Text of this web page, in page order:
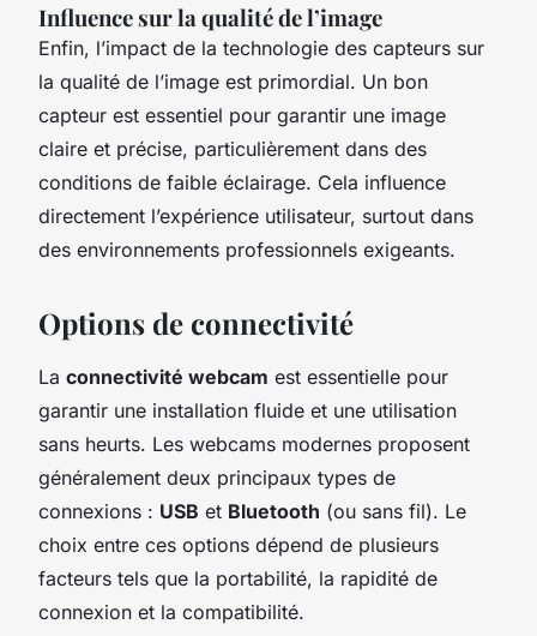
Influence sur la qualité de l’image
Enfin, l’impact de la technologie des capteurs sur
la qualité de l’image est primordial. Un bon
capteur est essentiel pour garantir une image
claire et précise, particulièrement dans des
conditions de faible éclairage. Cela influence
directement l’expérience utilisateur, surtout dans
des environnements professionnels exigeants.
Options de connectivité
La connectivité webcam est essentielle pour
garantir une installation fluide et une utilisation
sans heurts. Les webcams modernes proposent
généralement deux principaux types de
connexions : USB et Bluetooth (ou sans fil). Le
choix entre ces options dépend de plusieurs
facteurs tels que la portabilité, la rapidité de
connexion et la compatibilité.